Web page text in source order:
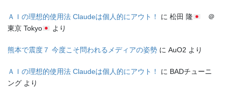
ＡＩの理想的使用法 Claudeは個人的にアウト！ に 松田 隆
＠
東京 Tokyo
より
熊本で震度７ 今度こそ問われるメディアの姿勢 に AuO2 より
ＡＩの理想的使用法 Claudeは個人的にアウト！ に BADチューニ
ング より